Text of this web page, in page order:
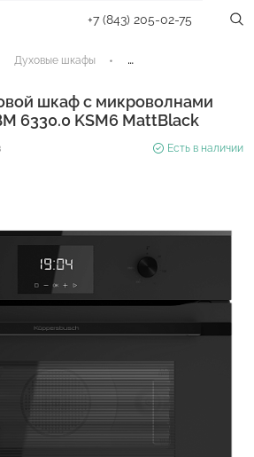
+7 (843) 205-02-75
Духовые шкафы Компактные духовые
шкаф с микроволнами
6330.0 KSM6 MattBlack
Есть в наличии